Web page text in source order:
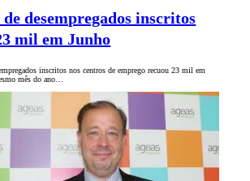
desempregados inscritos
mil em Junho
inscritos nos centros de emprego recuou 23 mil em
mês do ano…